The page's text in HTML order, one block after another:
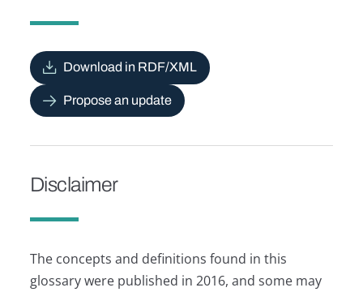
Download in RDF/XML
Propose an update
Disclaimer
The concepts and definitions found in this
glossary were published in 2016, and some may